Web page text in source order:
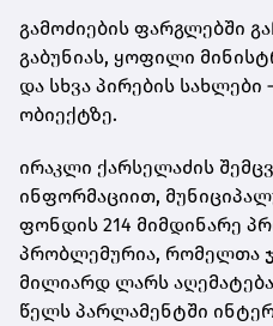
გამოძიების ფარგლებში
გაბუნიას, ყოფილი
და სხვა პირების სახლები
ობიექტზე.
ირაკლი ქარსელაძის
ინფორმაციით,
ფონდის 214 მიმდინარე
პრობლემურია, რომელთა
მილიარდ ლარს
წელს პარლამენტში